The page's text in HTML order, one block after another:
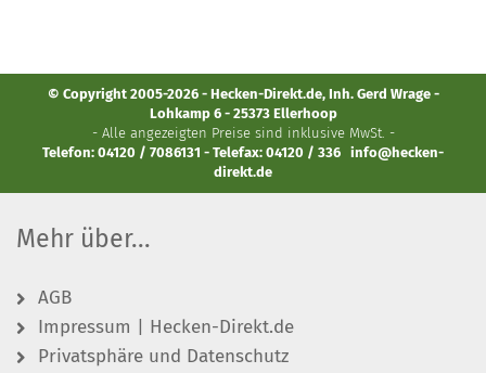
© Copyright 2005-2026 - Hecken-Direkt.de, Inh. Gerd Wrage -
Lohkamp 6 - 25373 Ellerhoop
- Alle angezeigten Preise sind inklusive MwSt. -
Telefon: 04120 / 7086131 - Telefax: 04120 / 336 info@hecken-
direkt.de
Mehr über...
AGB
Impressum | Hecken-Direkt.de
Privatsphäre und Datenschutz